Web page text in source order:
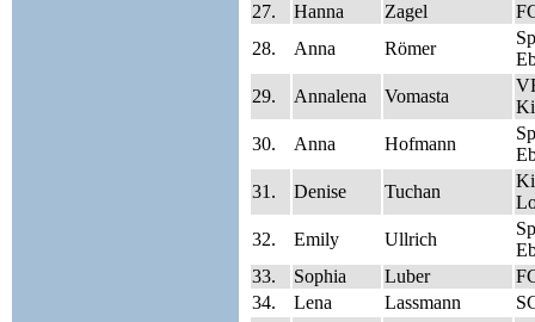
27.
Hanna Zagel
28.
Anna Römer
29.
Annalena Vomasta
30.
Anna Hofmann
31.
Denise Tuchan
32.
Emily Ullrich
33.
Sophia Luber
34.
Lena Lassmann